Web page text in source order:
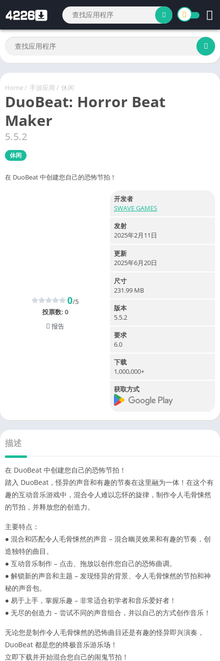
Home/ 手游应用 / 休闲
DuoBeat: Horror Beat
Maker
5.5.2
休闲
在 DuoBeat 中创建您自己的恐怖节拍！
0/5
投票数: 0
报告
开发者
SWAVE GAMES
发射
2025年2月11日
更新
2025年6月20日
尺寸
231.99 MB
版本
5.5.2
要求
6.0
下载
1,000,000+
获取方式
描述
在 DuoBeat 中创建您自己的恐怖节拍！
踏入 DuoBeat，怪异的声音和有趣的节奏在这里融为一体！在这个有
趣的互动音乐游戏中，混合令人难以忘怀的旋律，制作令人毛骨悚然
的节拍，并释放您的创造力。
主要特点：
● 混合和匹配令人毛骨悚然的声音 – 混合幽灵效果和有趣的节奏，创
造独特的曲目。
● 互动音乐制作 – 点击、拖放以创作您自己的恐怖曲调。
● 解锁新的声音和主题 – 发现怪异的背景、令人毛骨悚然的节拍和神
秘的声音包。
● 易于上手，掌握乐趣 – 非常适合初学者和音乐爱好者！
● 无尽的创造力 – 尝试不同的声音组合，并以自己的方式创作音乐！
无论您是制作令人毛骨悚然的恐怖曲目还是有趣的怪异即兴演奏，
DuoBeat 都是您的终极音乐游乐场！
立即下载并开始混合您自己的闹鬼节拍！